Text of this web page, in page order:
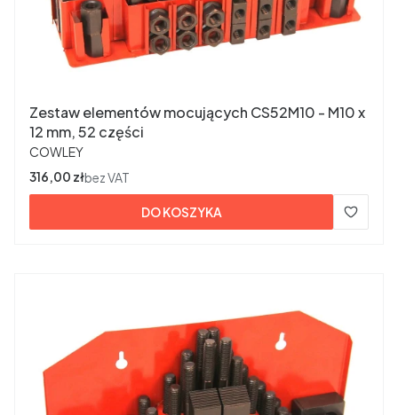
Zestaw elementów mocujących CS52M10 - M10 x
12 mm, 52 części
PRODUCENT
COWLEY
Cena
316,00 złbez VAT
DO KOSZYKA